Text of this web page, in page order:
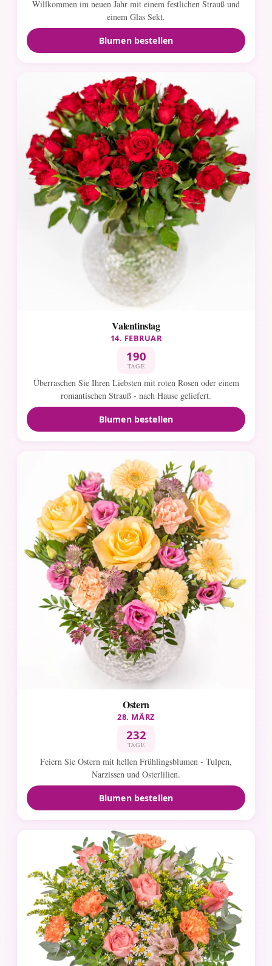
Willkommen im neuen Jahr mit einem festlichen Strauß und
einem Glas Sekt.
Blumen bestellen
Valentinstag
14. FEBRUAR
190
TAGE
Überraschen Sie Ihren Liebsten mit roten Rosen oder einem
romantischen Strauß - nach Hause geliefert.
Blumen bestellen
Ostern
28. MÄRZ
232
TAGE
Feiern Sie Ostern mit hellen Frühlingsblumen - Tulpen,
Narzissen und Osterlilien.
Blumen bestellen